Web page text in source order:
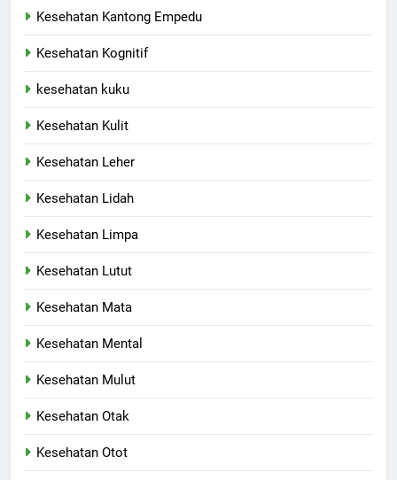
Kesehatan Kantong Empedu
Kesehatan Kognitif
kesehatan kuku
Kesehatan Kulit
Kesehatan Leher
Kesehatan Lidah
Kesehatan Limpa
Kesehatan Lutut
Kesehatan Mata
Kesehatan Mental
Kesehatan Mulut
Kesehatan Otak
Kesehatan Otot